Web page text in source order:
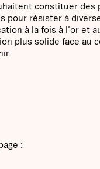
constituer des
pour résister à
à la fois à l'or et
plus solide face au
: